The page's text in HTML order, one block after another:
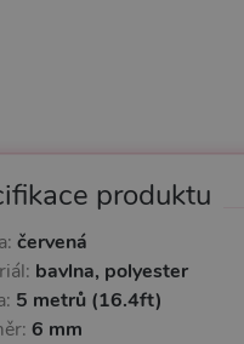
produktu
červená
bavlna, polyester
5 metrů (16.4ft)
6 mm